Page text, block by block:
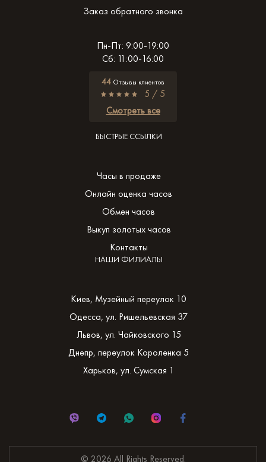
Заказ обратного звонка
Пн-Пт: 9:00-19:00
Сб: 11:00-16:00
44 Отзывы клиентов
5 / 5
Смотреть все
БЫСТРЫЕ ССЫЛКИ
Часы в продаже
Онлайн оценка часов
Обмен часов
Выкуп золотых часов
Контакты
НАШИ ФИЛИАЛЫ
Киев, Музейный переулок 10
Одесса, ул. Ришельевская 37
Львов, ул. Чайковского 15
Днепр, переулок Короленка 5
Харьков, ул. Сумская 1
© 2026 All Rights Reserved.